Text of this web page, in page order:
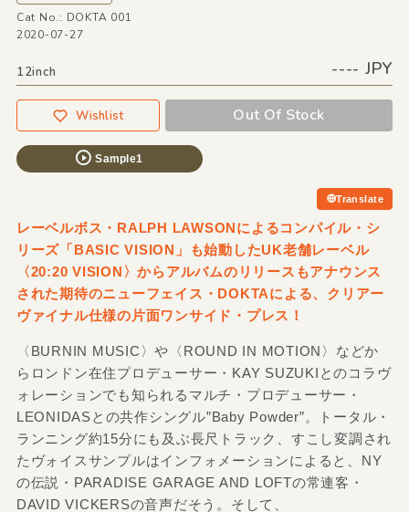
Cat No.: DOKTA 001
2020-07-27
12inch ---- JPY
Wishlist Out Of Stock
Sample1
Translate
レーベルボス・RALPH LAWSONによるコンパイル・シ
リーズ「BASIC VISION」も始動したUK老舗レーベル
〈20:20 VISION〉からアルバムのリリースもアナウンス
された期待のニューフェイス・DOKTAによる、クリアー
ヴァイナル仕様の片面ワンサイド・プレス！
〈BURNIN MUSIC〉や〈ROUND IN MOTION〉などか
らロンドン在住プロデューサー・KAY SUZUKIとのコラヴ
ォレーションでも知られるマルチ・プロデューサー・
LEONIDASとの共作シングル”Baby Powder”。トータル・
ランニング約15分にも及ぶ長尺トラック、すこし変調され
たヴォイスサンプルはインフォメーションによると、NY
の伝説・PARADISE GARAGE AND LOFTの常連客・
DAVID VICKERSの音声だそう。そして、